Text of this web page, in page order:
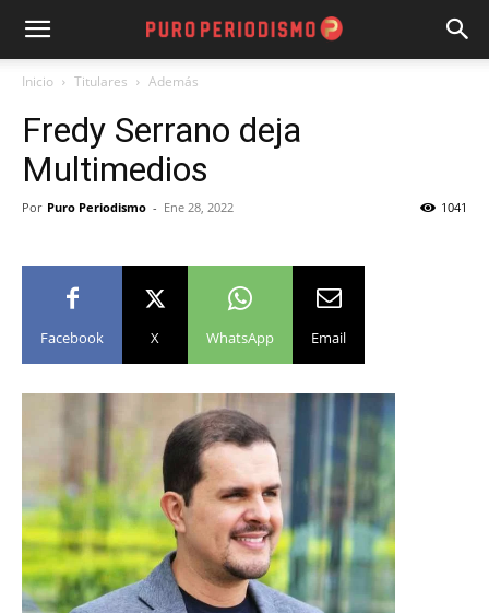
Inicio Titulares Además
Fredy Serrano deja
Multimedios
Por Puro Periodismo - Ene 28, 2022 1041
Facebook X WhatsApp Email